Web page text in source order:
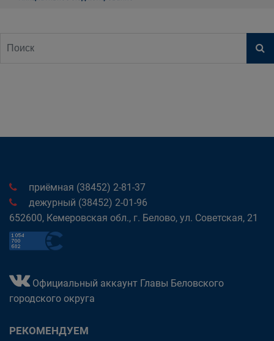
приёмная (38452) 2-81-37
дежурный (38452) 2-01-96
652600, Кемеровская обл., г. Белово, ул. Советская, 21
Официальный аккаунт Главы Беловского
городского округа
РЕКОМЕНДУЕМ